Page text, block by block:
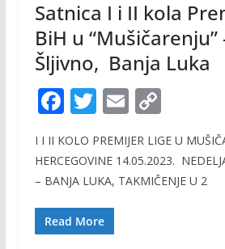
Satnica I i II kola
BiH u “Mušičarenju”
Šljivno, Banja Luka
F
e
b
o
o
T
itt
er
E
ai
l
C
p
y
I I II KOLO PREMIJER LIGE U
HERCEGOVINE 14.05.2023.
– BANJA LUKA, TAKMIČENJE U 2
Read More